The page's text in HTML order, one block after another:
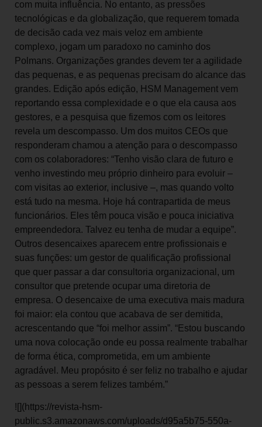
com muita influência. No entanto, as pressões
tecnológicas e da globalização, que requerem tomada
de decisão cada vez mais veloz em ambiente
complexo, jogam um paradoxo no caminho dos
Polmans. Organizações grandes devem ter a agilidade
das pequenas, e as pequenas precisam do alcance das
grandes. Edição após edição, HSM Management vem
reportando essa complexidade e o que ela causa aos
gestores, e a pesquisa que fizemos com os leitores
revela um descompasso. Um dos muitos CEOs que
responderam chamou a atenção para o descompasso
com os colaboradores: “Tenho visão clara de futuro e
venho investindo meu próprio dinheiro para evoluir –
com visitas ao exterior, inclusive –, mas quando volto
está tudo na mesma. Hoje há contrapartida de meus
funcionários. Eles têm pouca visão e pouca iniciativa
empreendedora. Talvez eu tenha de mudar a equipe”.
Outros desencaixes aparecem entre profissionais e
suas funções: um gestor de qualificação profissional
que quer passar a dar consultoria organizacional, um
consultor que pretende ocupar uma diretoria de
empresa. O desencaixe de uma executiva mais madura
foi maior: ela contou que acabava de ser demitida,
acrescentando que “foi melhor assim”. “Estou buscando
uma nova colocação onde eu possa realmente trabalhar
de forma ética, comprometida, em um ambiente
agradável. Meu propósito é ser feliz no trabalho e ajudar
as pessoas a serem felizes também.”
![](https://revista-hsm-
public.s3.amazonaws.com/uploads/d95a5b75-550a-